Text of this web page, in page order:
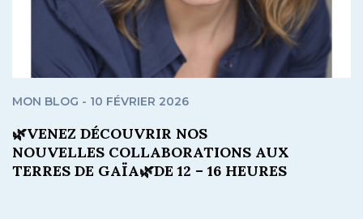
MON BLOG - 10 FÉVRIER 2026
🌿VENEZ DÉCOUVRIR NOS
NOUVELLES COLLABORATIONS AUX
TERRES DE GAÏA🌿DE 12 – 16 HEURES